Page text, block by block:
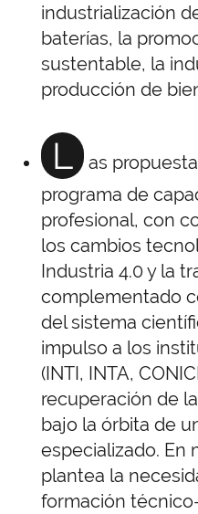
industrialización
baterías, la
sustentable, la
producción de
L
as
programa de
profesional, con
los cambios
Industria 4.0 y la
complementado
del sistema
impulso a los
(INTI, INTA,
recuperación de
bajo la órbita de
especializado. En
plantea la
formación